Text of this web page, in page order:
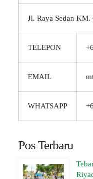
Jl. Raya Sedan KM.
TELEPON
EMAIL
WHATSAPP
Pos Terbaru